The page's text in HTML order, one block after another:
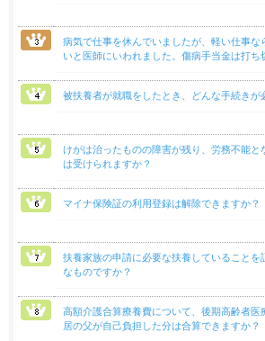
病気で仕事を休んでいましたが、軽い仕事な
いと医師にいわれました。傷病手当金は打ち
被扶養者が就職をしたとき、どんな手続きが
けがは治ったものの障害が残り、労務不能と
は受けられますか？
マイナ保険証の利用登録は解除できますか？
扶養家族の申請に必要な扶養していることを
なものですか？
高額介護合算療養費について、後期高齢者医
居の父が自己負担した分は合算できますか？